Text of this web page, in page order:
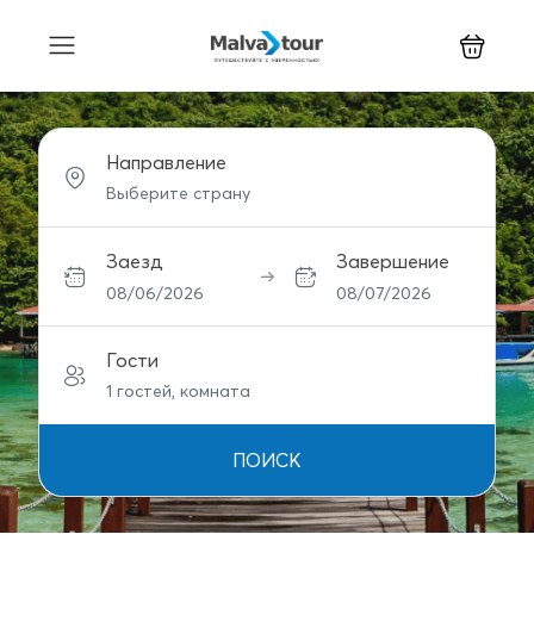
Направление
Заезд
08/06/2026
Завершение
08/07/2026
Гости
1 гостей, комната
ПОИСК